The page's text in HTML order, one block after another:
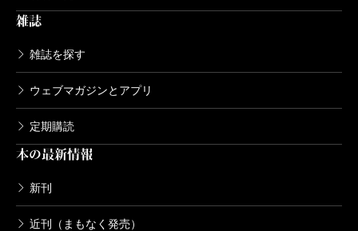
雑誌
雑誌を探す
ウェブマガジンとアプリ
定期購読
本の最新情報
新刊
近刊（まもなく発売）